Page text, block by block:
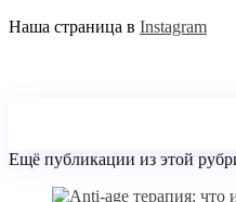
Наша страница в Instagram
Ещё публикации из этой